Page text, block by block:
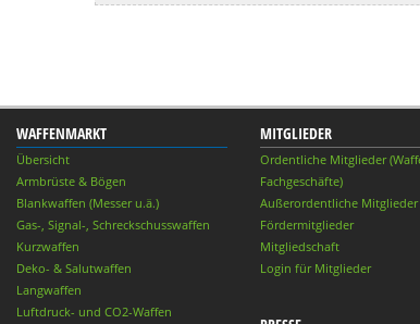
WAFFENMARKT
Übersicht
Armbrüste & Bögen
Blankwaffen (Messer u.ä.)
Gas-, Signal-, Schreckschusswaffen
Kurzwaffen
Deko- & Salutwaffen
Langwaffen
Luftdruck- und CO2-Waffen
MITGLIEDER
Ordentliche Mitglieder
Fachgeschäfte)
Außerordentliche Mitglieder
Fördermitglieder
Mitgliedschaft
Login für Mitglieder